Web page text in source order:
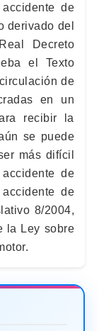
de
derivado del
Decreto
el Texto
de
en un
recibir la
se puede
más difícil
de
de
8/2004,
la Ley sobre